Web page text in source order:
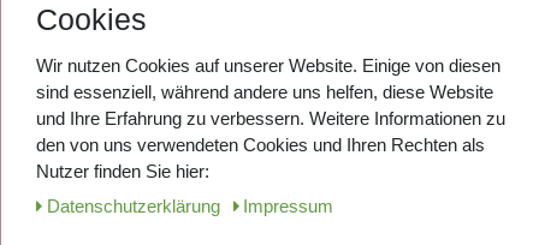
UNTERNEHMEN
VERSANDKOSTEN
VERSAND UND ZAHLUNGSARTEN
Cookies
Wir nutzen Cookies auf unserer Website. Einige von diesen
sind essenziell, während andere uns helfen, diese Website
und Ihre Erfahrung zu verbessern. Weitere Informationen zu
den von uns verwendeten Cookies und Ihren Rechten als
Nutzer finden Sie hier:
Daten­schutz­erklärung
Impressum